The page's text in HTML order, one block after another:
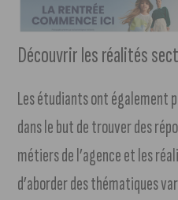
Découvrir les réalités
Les étudiants ont également
dans le but de trouver des
métiers de l’agence et les
d’aborder des thématiques